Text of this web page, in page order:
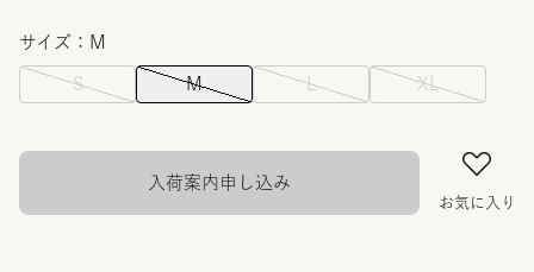
サイズ：M
S M L XL
お気に入り
入荷案内申し込み